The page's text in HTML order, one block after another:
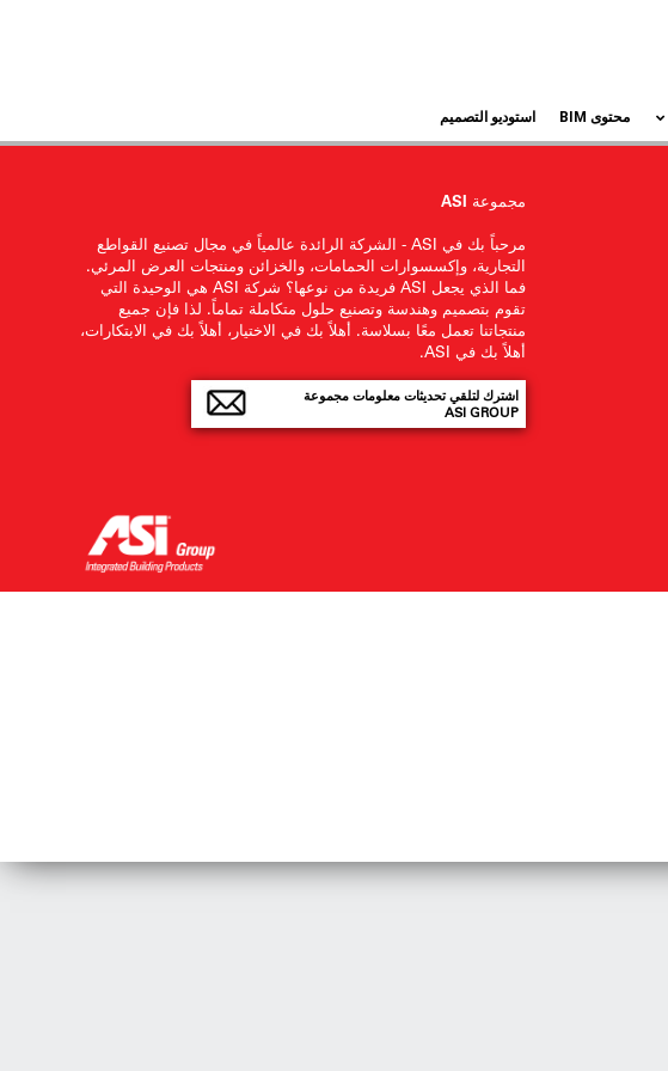
محتوى BIM استوديو التصميم
مجموعة ASI
مرحباً بك في ASI - الشركة الرائدة عالمياً في مجال تصنيع القواطع
التجارية، وإكسسوارات الحمامات، والخزائن ومنتجات العرض المرئي.
فما الذي يجعل ASI فريدة من نوعها؟ شركة ASI هي الوحيدة التي
تقوم بتصميم وهندسة وتصنيع حلول متكاملة تماماً. لذا فإن جميع
منتجاتنا تعمل معًا بسلاسة. أهلاً بك في الاختيار، أهلاً بك في الابتكارات،
أهلاً بك في ASI.
اشترك لتلقي تحديثات معلومات مجموعة
ASI GROUP